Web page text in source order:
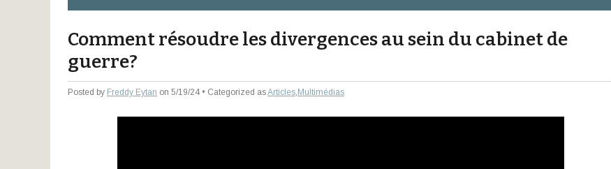
Comment résoudre les divergences au sein du cabinet de
guerre?
Posted by Freddy Eytan on 5/19/24 • Categorized asArticles, Multimédias